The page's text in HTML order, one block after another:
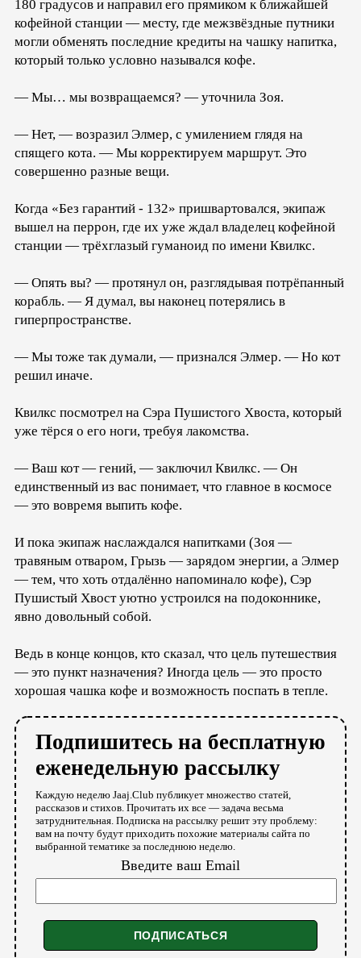
180 градусов и направил его прямиком к ближайшей
кофейной станции — месту, где межзвёздные путники
могли обменять последние кредиты на чашку напитка,
который только условно назывался кофе.
— Мы… мы возвращаемся? — уточнила Зоя.
— Нет, — возразил Элмер, с умилением глядя на
спящего кота. — Мы корректируем маршрут. Это
совершенно разные вещи.
Когда «Без гарантий - 132» пришвартовался, экипаж
вышел на перрон, где их уже ждал владелец кофейной
станции — трёхглазый гуманоид по имени Квилкс.
— Опять вы? — протянул он, разглядывая потрёпанный
корабль. — Я думал, вы наконец потерялись в
гиперпространстве.
— Мы тоже так думали, — признался Элмер. — Но кот
решил иначе.
Квилкс посмотрел на Сэра Пушистого Хвоста, который
уже тёрся о его ноги, требуя лакомства.
— Ваш кот — гений, — заключил Квилкс. — Он
единственный из вас понимает, что главное в космосе
— это вовремя выпить кофе.
И пока экипаж наслаждался напитками (Зоя —
травяным отваром, Грызь — зарядом энергии, а Элмер
— тем, что хоть отдалённо напоминало кофе), Сэр
Пушистый Хвост уютно устроился на подоконнике,
явно довольный собой.
Ведь в конце концов, кто сказал, что цель путешествия
— это пункт назначения? Иногда цель — это просто
хорошая чашка кофе и возможность поспать в тепле.
Подпишитесь на бесплатную
еженедельную рассылку
Каждую неделю Jaaj.Club публикует множество статей,
рассказов и стихов. Прочитать их все — задача весьма
затруднительная. Подписка на рассылку решит эту проблему:
вам на почту будут приходить похожие материалы сайта по
выбранной тематике за последнюю неделю.
Введите ваш Email